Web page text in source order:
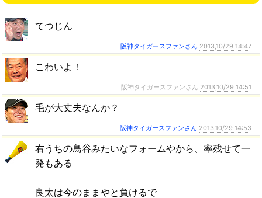
てつじん
阪神タイガースファンさん 2013,10/29 14:47
こわいよ！
阪神タイガースファンさん 2013,10/29 14:51
毛が大丈夫なんか？
阪神タイガースファンさん 2013,10/29 14:53
右うちの鳥谷みたいなフォームやから、率残せて一
発もある
良太は今のままやと負けるで